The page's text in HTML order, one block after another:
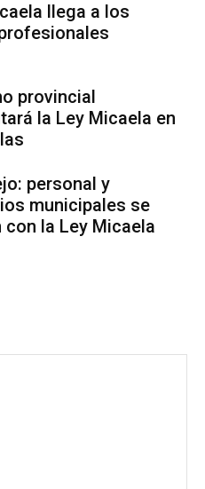
llega a los
provincial
la Ley Micaela en
personal y
municipales se
con la Ley Micaela